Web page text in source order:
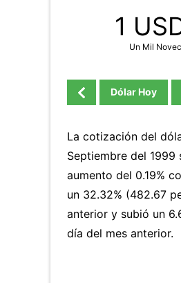
1
Un Mil
Dólar Hoy
La cotización del
Septiembre del
aumento del 0.19%
un 32.32% (482.67
anterior y subió un
día del mes anterior.